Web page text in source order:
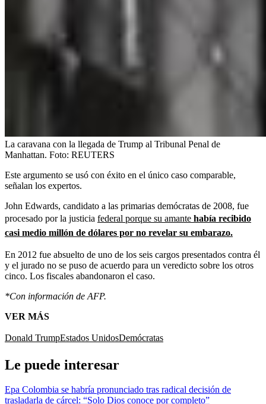
La caravana con la llegada de Trump al Tribunal Penal de
Manhattan. Foto: REUTERS
Este argumento se usó con éxito en el único caso comparable,
señalan los expertos.
John Edwards, candidato a las primarias demócratas de 2008, fue
procesado por la justicia federal porque su amante había recibido
casi medio millón de dólares por no revelar su embarazo.
En 2012 fue absuelto de uno de los seis cargos presentados contra él
y el jurado no se puso de acuerdo para un veredicto sobre los otros
cinco. Los fiscales abandonaron el caso.
*Con información de AFP.
VER MÁS
Donald TrumpEstados UnidosDemócratas
Le puede interesar
Epa Colombia se habría pronunciado tras radical decisión de
trasladarla de cárcel: “Solo Dios conoce por completo”